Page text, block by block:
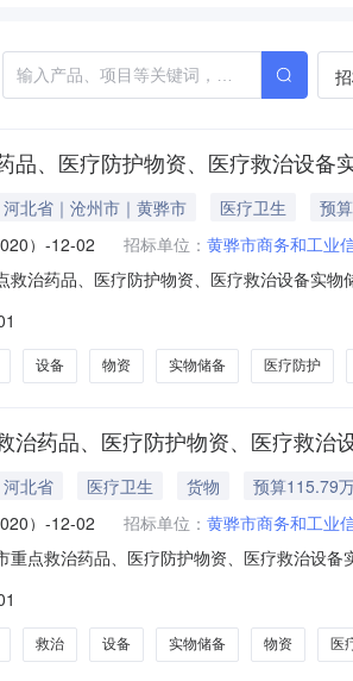
品、医疗防护物资、医疗救治设备
河北省｜沧州市｜黄骅市 医疗卫生
预
）-12-02 招标单位： 黄骅市商务和工业
救治药品、医疗防护物资、医疗救治设备实
品目采购单位黄骅市商务和工业信息化局行
设备 物资 实物储备 医疗防护
治药品、医疗防护物资、医疗救治
河北省 医疗卫生 货物
预算115.79
）-12-02 招标单位： 黄骅市商务和工业
重点救治药品、医疗防护物资、医疗救治设
息化局，招标编号：HBHH（2020）-12-02
）-12-02需要
救治 设备 实物储备 物资 医